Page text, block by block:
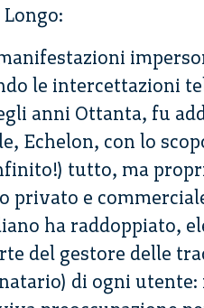
le intercettazioni
anni Ottanta, fu
Echelon, con lo
tutto, ma
privato e
ha raddoppiato,
del gestore delle
di ogni